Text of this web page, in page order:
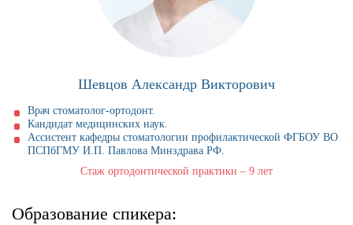
Шевцов Александр Викторович
Врач стоматолог-ортодонт.
Кандидат медицинских наук.
Ассистент кафедры стоматологии профилактической ФГБОУ ВО
ПСПбГМУ И.П. Павлова Минздрава РФ.
Стаж ортодонтической практики – 9 лет
Образование спикера: